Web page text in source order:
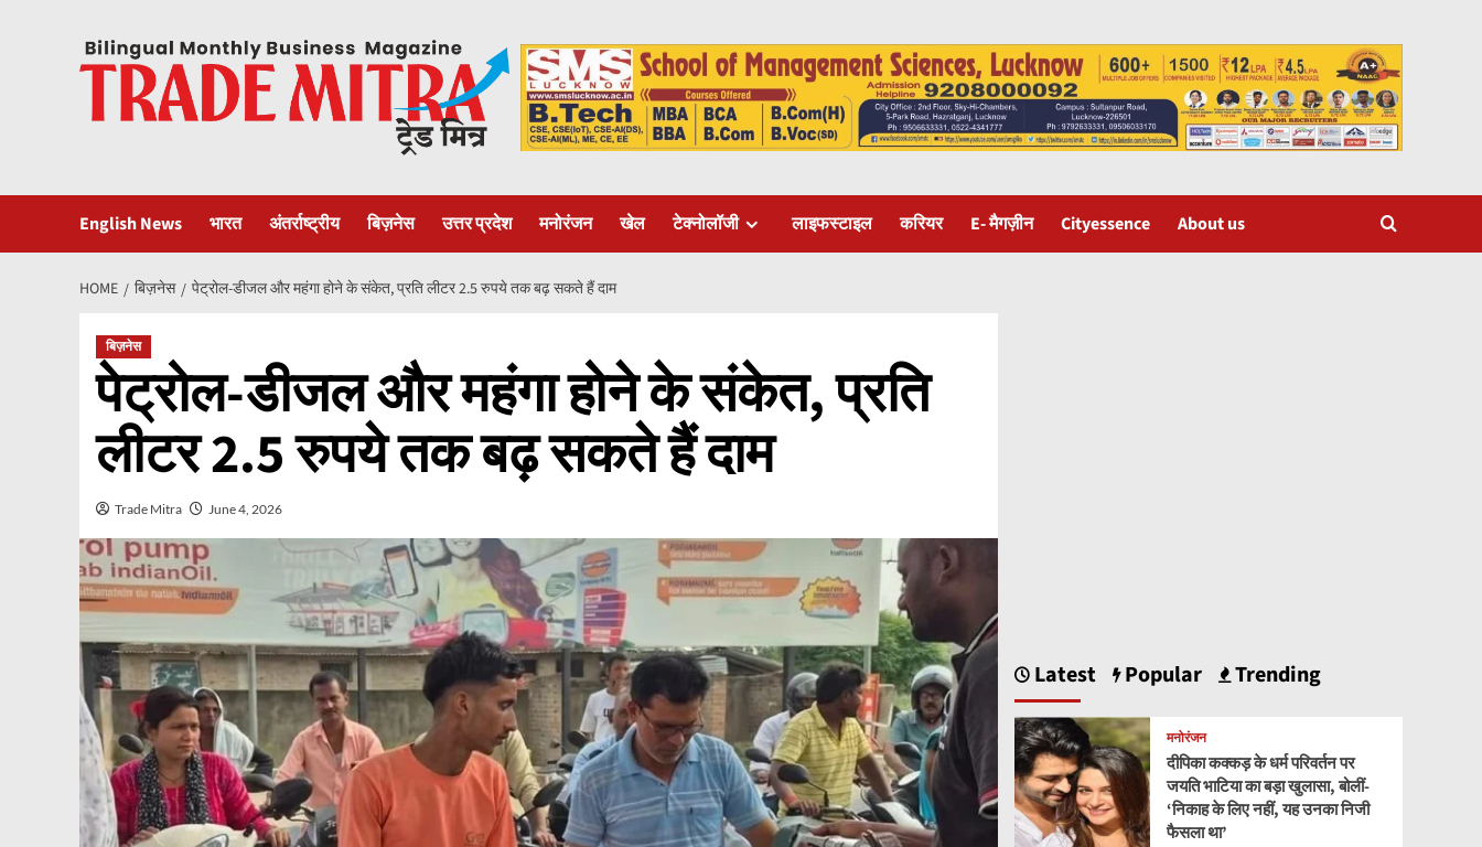
English News भारत अंतर्राष्ट्रीय बिज़नेस उत्तर प्रदेश मनोरंजन खेल टेक्नोलॉजी लाइफस्टाइल करियर E- मैगज़ीन Cityessence About us
HOME बिज़नेस पेट्रोल-डीजल और महंगा होने के संकेत, प्रति लीटर 2.5 रुपये तक बढ़ सकते हैं दाम
बिज़नेस
पेट्रोल-डीजल और महंगा होने के संकेत, प्रति
लीटर 2.5 रुपये तक बढ़ सकते हैं दाम
Trade Mitra June 4, 2026
Latest Popular Trending
मनोरंजन
दीपिका कक्कड़ के धर्म परिवर्तन पर
जयति भाटिया का बड़ा खुलासा, बोलीं-
‘निकाह के लिए नहीं, यह उनका निजी
फैसला था’